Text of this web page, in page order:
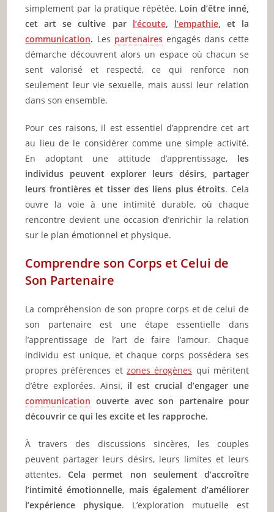
simplement par la pratique répétée. Loin d’être inné,
cet art se cultive par l’écoute, l’empathie, et la
communication. Les partenairesengagés dans cette
démarche découvrent alors un espace où chacun se
sent valorisé et respecté, ce qui renforce non
seulement leur vie sexuelle, mais aussi leur relation
dans son ensemble.
Pour ces raisons, il est essentiel d’apprendre cet art
au lieu de le considérer comme une simple activité.
En adoptant une attitude d’apprentissage, les
individus peuvent explorer leurs désirs, partager
leurs frontières et tisser des liens plus étroits. Cela
ouvre la voie à une intimité durable, où chaque
rencontre devient une occasion d’enrichir la relation
sur le plan émotionnel et physique.
Comprendre son Corps et Celui de
Son Partenaire
La compréhension de son propre corps et de celui de
son partenaire est une étape essentielle dans
l’apprentissage de l’art de faire l’amour. Chaque
individu est unique, et chaque corps possédera ses
propres préférences et zones érogènes qui méritent
d’être explorées. Ainsi, il est crucial d’engager une
communication ouverte avec son partenaire pour
découvrir ce qui les excite et les rapproche.
À travers des discussions sincères, les couples
peuvent partager leurs désirs, leurs limites et leurs
attentes.Cela permet non seulement d’accroître
l’intimité émotionnelle, mais également d’améliorer
l’expérience physique. L’exploration mutuelle est